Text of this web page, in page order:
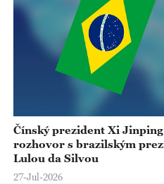
Čínský prezident Xi
rozhovor s brazilským
Lulou da Silvou
27-Jul-2026